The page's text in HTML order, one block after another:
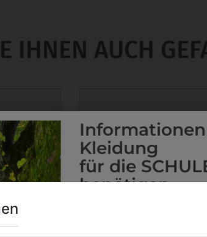
IHNEN AUCH
Kleidung
für die
benötigen
AnprobeVorort im